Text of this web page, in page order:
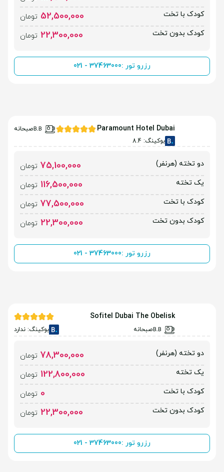
کودک با تخت
52,500,000 تومان
کودک بدون تخت
22,300,000 تومان
رزرو تور :021 - 37463000
Paramount Hotel Dubai
صبحانه
بوکینگ: 8.4
دو تخته (هرنفر) 75,100,000 تومان
یک تخته
116,500,000 تومان
کودک با تخت
77,500,000 تومان
کودک بدون تخت
22,300,000 تومان
رزرو تور :021 - 37463000
Sofitel Dubai The Obelisk
صبحانه بوکینگ: ندارد
دو تخته (هرنفر) 78,300,000 تومان
یک تخته
122,800,000 تومان
کودک با تخت
0 تومان
کودک بدون تخت
22,300,000 تومان
رزرو تور :021 - 37463000